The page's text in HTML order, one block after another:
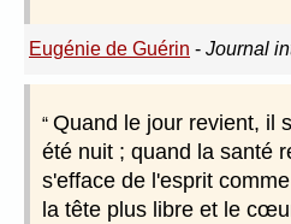
Eugénie de Guérin - Journal
Quand le jour revient, il
été nuit ; quand la santé
s'efface de l'esprit
la tête plus libre et le